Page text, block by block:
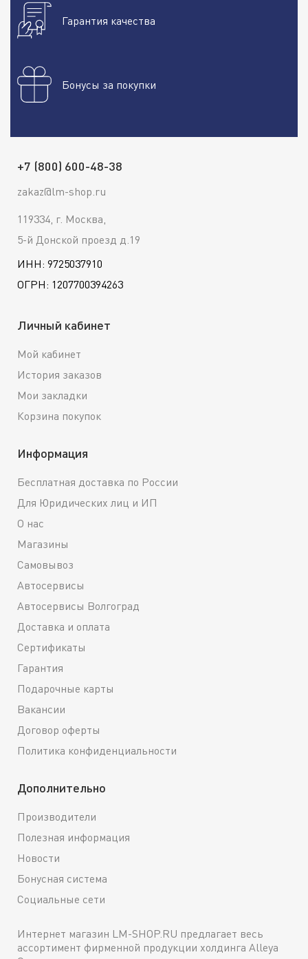
Гарантия качества
Бонусы за покупки
+7 (800) 600-48-38
zakaz@lm-shop.ru
119334, г. Москва,
5-й Донской проезд д.19
ИНН: 9725037910
ОГРН: 1207700394263
Личный кабинет
Мой кабинет
История заказов
Мои закладки
Корзина покупок
Информация
Бесплатная доставка по России
Для Юридических лиц и ИП
О нас
Магазины
Самовывоз
Автосервисы
Автосервисы Волгоград
Доставка и оплата
Сертификаты
Гарантия
Подарочные карты
Вакансии
Договор оферты
Политика конфиденциальности
Дополнительно
Производители
Полезная информация
Новости
Бонусная система
Социальные сети
Интернет магазин LM-SHOP.RU предлагает весь
ассортимент фирменной продукции холдинга Alleya